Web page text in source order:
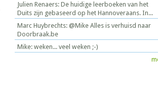
Julien Renaers: De huidige leerboeken van het
Duits zijn gebaseerd op het Hannoveraans. In...
Marc Huybrechts: @Mike Alles is verhuisd naar
Doorbraak.be
Mike: weken... veel weken ;-)